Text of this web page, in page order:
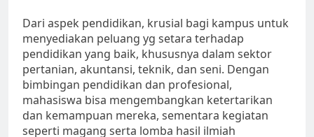
Dari aspek pendidikan, krusial bagi kampus untuk
menyediakan peluang yg setara terhadap
pendidikan yang baik, khususnya dalam sektor
pertanian, akuntansi, teknik, dan seni. Dengan
bimbingan pendidikan dan profesional,
mahasiswa bisa mengembangkan ketertarikan
dan kemampuan mereka, sementara kegiatan
seperti magang serta lomba hasil ilmiah